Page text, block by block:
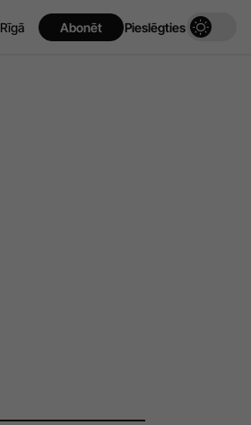
Rīgā Abonēt Pieslēgties